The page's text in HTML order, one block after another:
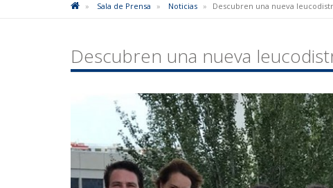
Sala de Prensa Noticias Descubren una nueva
Descubren una nueva